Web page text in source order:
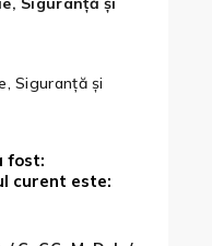
Siguranță și
fost:
curent este: